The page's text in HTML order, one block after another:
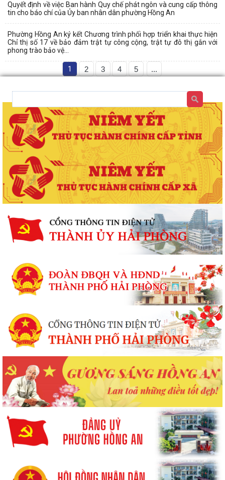
Quyết định về việc Ban hành Quy chế phát ngôn và cung cấp thông
tin cho báo chí của Ủy ban nhân dân phường Hồng An
Phường Hồng An ký kết Chương trình phối hợp triển khai thực hiện
Chỉ thị số 17 về bảo đảm trật tự công cộng, trật tự đô thị gắn với
phong trào bảo vệ...
1 2 3 4 5 ...